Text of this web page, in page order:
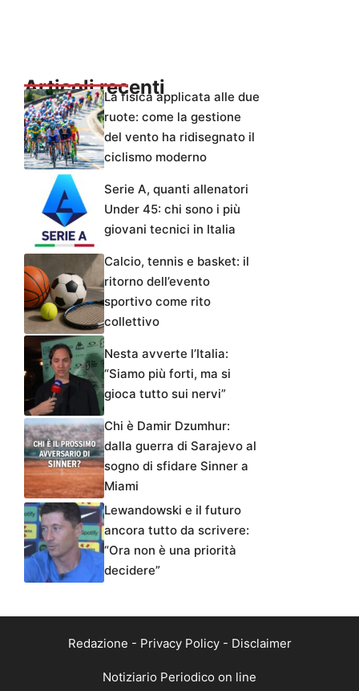
Articoli recentiLa fisica applicata alle due
ruote: come la gestione
del vento ha ridisegnato il
ciclismo moderno
Serie A, quanti allenatori
Under 45: chi sono i più
giovani tecnici in Italia
Calcio, tennis e basket: il
ritorno dell’evento
sportivo come rito
collettivo
Nesta avverte l’Italia:
“Siamo più forti, ma si
gioca tutto sui nervi”
Chi è Damir Dzumhur:
dalla guerra di Sarajevo al
sogno di sfidare Sinner a
Miami
Lewandowski e il futuro
ancora tutto da scrivere:
“Ora non è una priorità
decidere”
Redazione - Privacy Policy- Disclaimer
Notiziario Periodico on line